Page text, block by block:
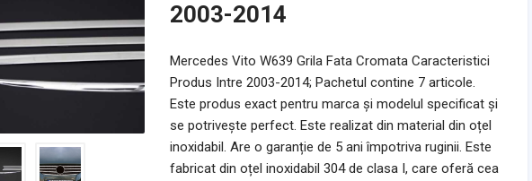
2003-2014
Mercedes Vito W639 Grila Fata Cromata Caracteristici
Produs Intre 2003-2014; Pachetul contine 7 articole.
Este produs exact pentru marca și modelul specificat și
se potrivește perfect. Este realizat din material din oțel
inoxidabil. Are o garanție de 5 ani împotriva ruginii. Este
fabricat din oțel inoxidabil 304 de clasa I, care oferă cea